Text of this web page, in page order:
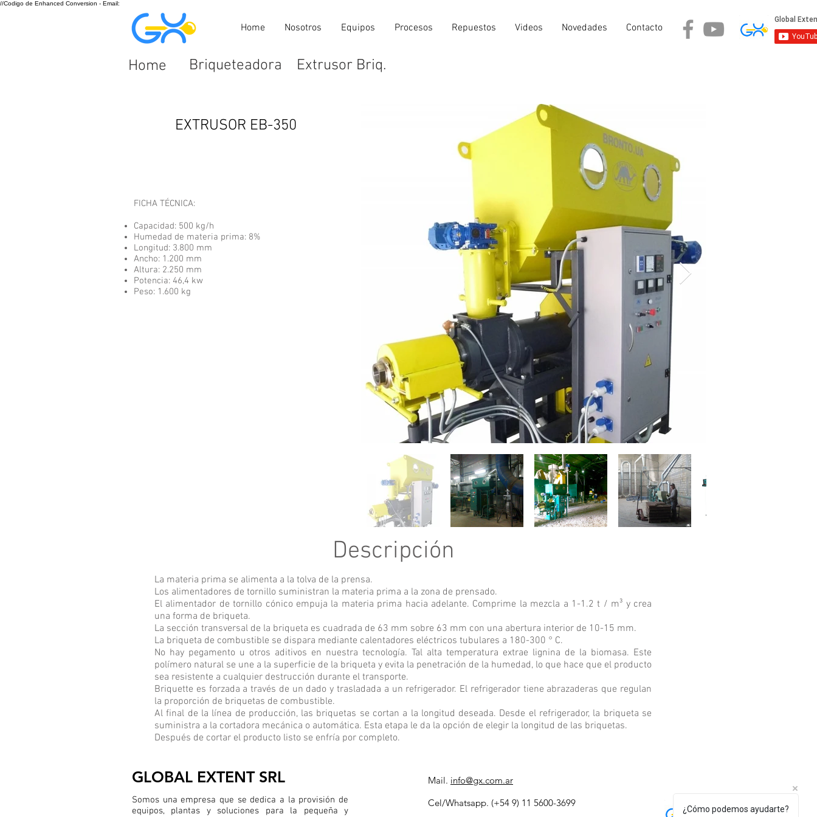
//Codigo de Enhanced Conversion - Email:
Home Nosotros Equipos Procesos Repuestos Videos Novedades Contacto
Briqueteadora
Home Extrusor Briq.
EXTRUSOR EB-350
FICHA TÉCNICA:
Capacidad: 500 kg/h
Humedad de materia prima: 8%
Longitud: 3.800 mm
Ancho: 1.200 mm
Altura: 2.250 mm
Potencia: 46,4 kw
Peso: 1.600 kg
Descripción
La materia prima se alimenta a la tolva de la prensa.
Los alimentadores de tornillo suministran la materia prima a la zona de prensado.
El alimentador de tornillo cónico empuja la materia prima hacia adelante. Comprime la mezcla a 1-1.2 t / m³ y crea
una forma de briqueta.
La sección transversal de la briqueta es cuadrada de 63 mm sobre 63 mm con una abertura interior de 10-15 mm.
La briqueta de combustible se dispara mediante calentadores eléctricos tubulares a 180-300 ° C.
No hay pegamento u otros aditivos en nuestra tecnología. Tal alta temperatura extrae lignina de la biomasa. Este
polímero natural se une a la superficie de la briqueta y evita la penetración de la humedad, lo que hace que el producto
sea resistente a cualquier destrucción durante el transporte.
Briquette es forzada a través de un dado y trasladada a un refrigerador. El refrigerador tiene abrazaderas que regulan
la proporción de briquetas de combustible.
Al final de la línea de producción, las briquetas se cortan a la longitud deseada. Desde el refrigerador, la briqueta se
suministra a la cortadora mecánica o automática. Esta etapa le da la opción de elegir la longitud de las briquetas.
Después de cortar el producto listo se enfría por completo.
GLOBAL EXTENT SRL
Somos una empresa que se dedica a la provisión de
equipos, plantas y soluciones para la pequeña y
Mail. info@gx.com.ar
Cel/Whatsapp. (+54 9) 11 5600-3699
¿Cómo podemos ayudarte?